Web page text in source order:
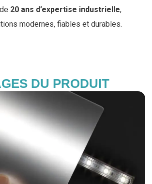
20 ans d’expertise industrielle,
modernes, fiables et durables.
DU PRODUIT